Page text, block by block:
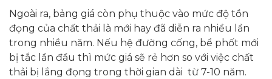
Ngoài ra, bảng giá còn phụ thuộc vào mức độ tồn
đọng của chất thải là mới hay đã diễn ra nhiều lần
trong nhiều năm. Nếu hệ đường cống, bể phốt mới
bị tắc lần đầu thì mức giá sẽ rẻ hơn so với việc chất
thải bị lắng đọng trong thời gian dài từ 7-10 năm.